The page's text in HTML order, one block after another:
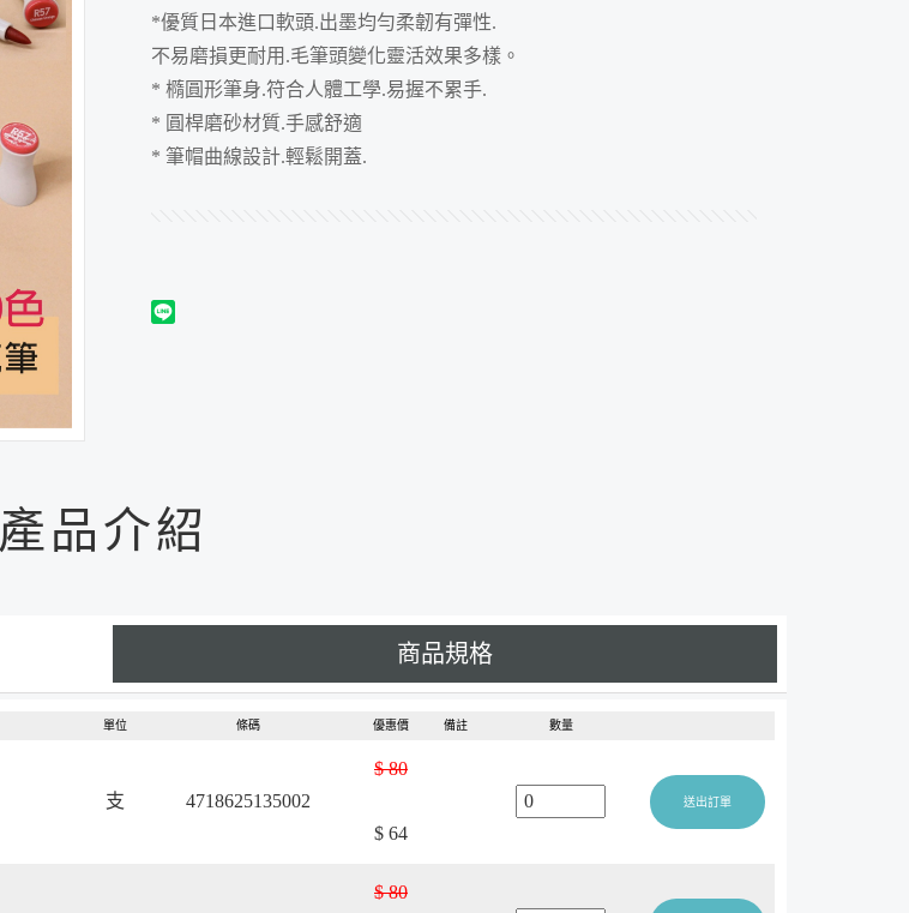
*優質日本進口軟頭.出墨均勻柔韌有彈性.
不易磨損更耐用.毛筆頭變化靈活效果多樣。
* 橢圓形筆身.符合人體工學.易握不累手.
* 圓桿磨砂材質.手感舒適
* 筆帽曲線設計.輕鬆開蓋.
產品介紹
商品規格
單位 條碼 優惠價 備註 數量
支 4718625135002
$ 80
$ 64
送出訂單
$ 80